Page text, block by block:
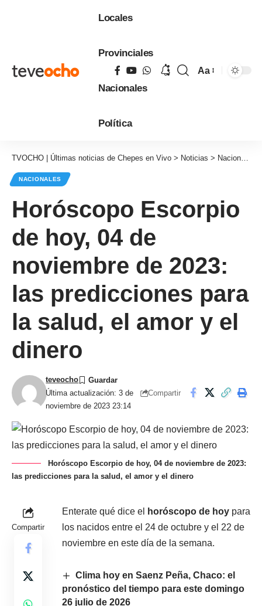
Locales
Provinciales
Nacionales
Política
Aa
TVOCHO | Últimas noticias de Chepes en Vivo > Noticias > Nacionales
NACIONALES
Horóscopo Escorpio
de hoy, 04 de
noviembre de 2023:
las predicciones para
la salud, el amor y el
dinero
Última actualización: 3 de
noviembre de 2023 23:14
teveocho
Compartir
Horóscopo Escorpio de hoy, 04 de noviembre de 2023:
las predicciones para la salud, el amor y el dinero
Compartir
Enterate qué dice el horóscopo de hoy para
los nacidos entre el 24 de octubre y el 22 de
noviembre en este día de la semana.
Clima hoy en Saenz Peña, Chaco: el
pronóstico del tiempo para este domingo
26 julio de 2026